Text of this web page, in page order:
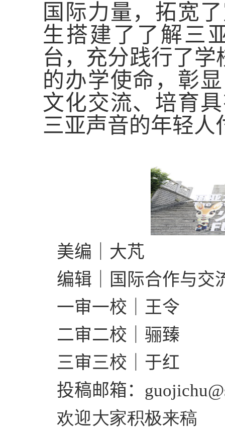
国际力量，拓宽
生搭建了了解三
台，充分践行了学
的办学使命，彰
文化交流、培育
三亚声音的年轻人
美编｜ 大芃
编辑
国际合作与交
一审一校
王令
二审二校
骊臻
三审三校
于红
投稿邮箱 ：
欢迎大家积极来稿